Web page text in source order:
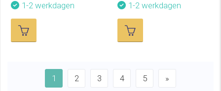
1-2 werkdagen 1-2 werkdagen
1 2 3 4 5 »